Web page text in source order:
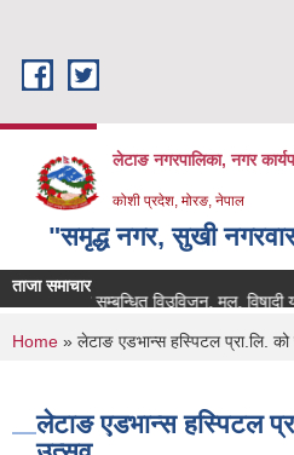
लेटाङ नगरपालिका, नगर
कोशी प्रदेश, मोरङ, नेपाल
"समृद्ध नगर, सुखी
ताजा समाचार
कृषि सम्बन्धित विउविजन, मल, विषादी
You are here
Home » लेटाङ एडभान्स हस्पिटल प्रा.लि. को
लेटाङ एडभान्स हस्पिटल